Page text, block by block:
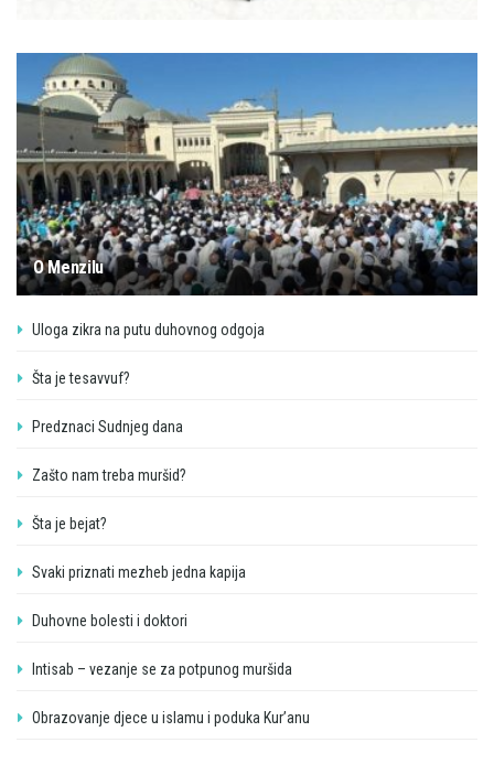
O Menzilu
Uloga zikra na putu duhovnog odgoja
Šta je tesavvuf?
Predznaci Sudnjeg dana
Zašto nam treba muršid?
Šta je bejat?
Svaki priznati mezheb jedna kapija
Duhovne bolesti i doktori
Intisab – vezanje se za potpunog muršida
Obrazovanje djece u islamu i poduka Kur’anu